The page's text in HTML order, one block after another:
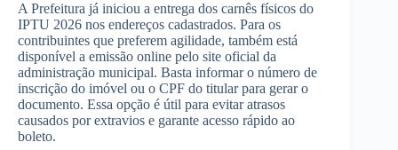
A Prefeitura já iniciou a entrega dos carnês físicos do
IPTU 2026 nos endereços cadastrados. Para os
contribuintes que preferem agilidade, também está
disponível a emissão online pelo site oficial da
administração municipal. Basta informar o número de
inscrição do imóvel ou o CPF do titular para gerar o
documento. Essa opção é útil para evitar atrasos
causados por extravios e garante acesso rápido ao
boleto.